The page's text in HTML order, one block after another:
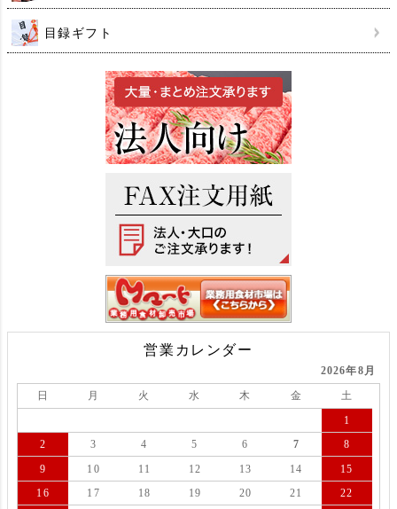
目録ギフト
営業カレンダー
2026年8月
日 月 火 水 木 金
土
1
2
3 4 5 6 7
8
9
10 11 12 13 14
15
16
17 18 19 20 21
22